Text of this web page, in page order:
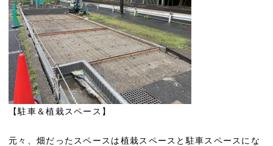
【駐車＆植栽スペース】
元々、畑だったスペースは植栽スペースと駐車スペースにな